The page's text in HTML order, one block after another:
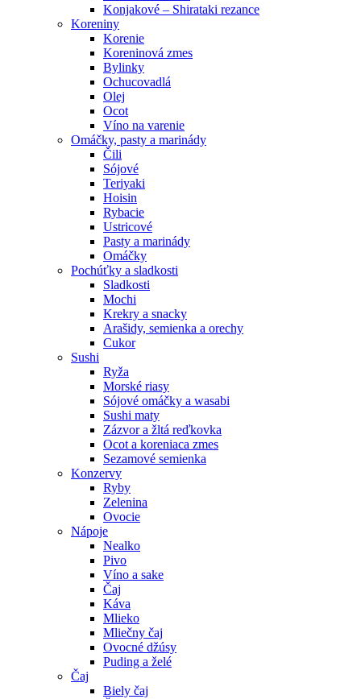
Konjakové – Shirataki rezance
Koreniny
Korenie
Koreninová zmes
Bylinky
Ochucovadlá
Olej
Ocot
Víno na varenie
Omáčky, pasty a marinády
Čili
Sójové
Teriyaki
Hoisin
Rybacie
Ustricové
Pasty a marinády
Omáčky
Pochúťky a sladkosti
Sladkosti
Mochi
Krekry a snacky
Arašidy, semienka a orechy
Cukor
Sushi
Ryža
Morské riasy
Sójové omáčky a wasabi
Sushi maty
Zázvor a žltá reďkovka
Ocot a koreniaca zmes
Sezamové semienka
Konzervy
Ryby
Zelenina
Ovocie
Nápoje
Nealko
Pivo
Víno a sake
Čaj
Káva
Mlieko
Mliečny čaj
Ovocné džúsy
Puding a želé
Čaj
Biely čaj